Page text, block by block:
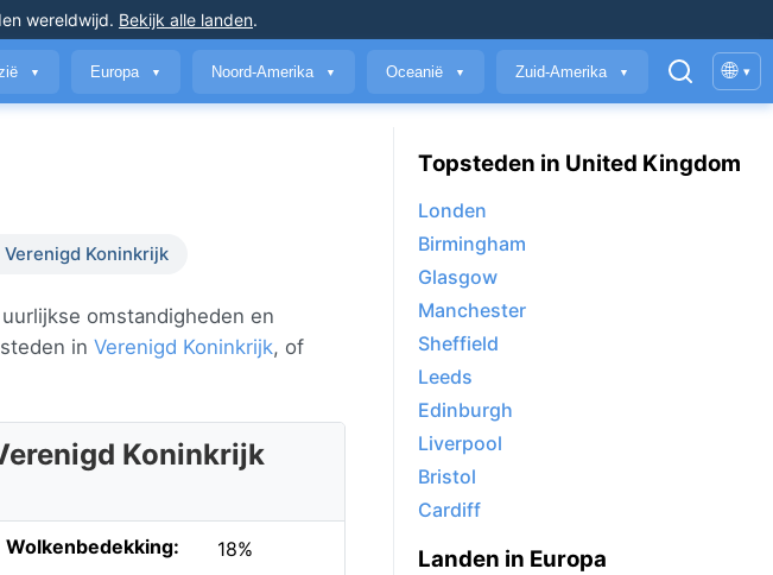
wereldwijd. Bekijk alle landen.
▼ Europa ▼ Noord-Amerika ▼ Oceanië ▼ Zuid-Amerika ▼ 🌐 ▾
Verenigd Koninkrijk
omstandigheden en
in Verenigd Koninkrijk, of
Koninkrijk
Wolkenbedekking: 18%
Topsteden in United Kingdom
Londen
Birmingham
Glasgow
Manchester
Sheffield
Leeds
Edinburgh
Liverpool
Bristol
Cardiff
Landen in Europa